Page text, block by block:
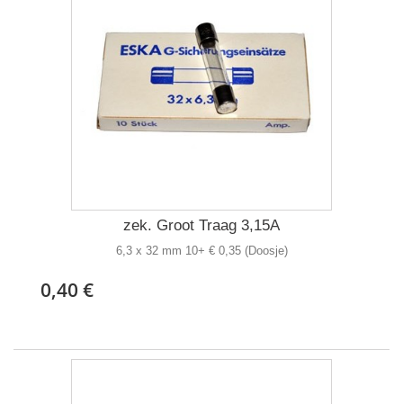
zek. Groot Traag 3,15A
6,3 x 32 mm 10+ € 0,35 (Doosje)
0,40 €